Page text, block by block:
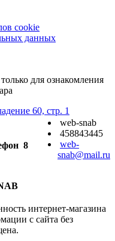
cookie
данных
для ознакомления
60, стр. 1
8
web-snab
458843445
web-
snab@mail.ru
интернет-магазина
с сайта без